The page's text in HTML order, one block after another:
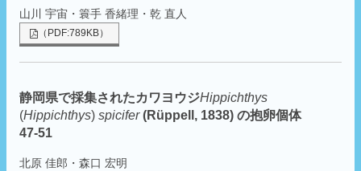
山川 宇宙・簑手 香緒理・乾 直人
（PDF:789KB）
静岡県で採集されたカワヨウジHippichthys
(Hippichthys) spicifer(Rüppell, 1838) の抱卵個体
47-51
北原 佳郎・森口 宏明